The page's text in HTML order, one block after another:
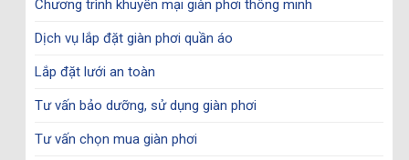
Chương trình khuyến mại giàn phơi thông minh
Dịch vụ lắp đặt giàn phơi quần áo
Lắp đặt lưới an toàn
Tư vấn bảo dưỡng, sử dụng giàn phơi
Tư vấn chọn mua giàn phơi